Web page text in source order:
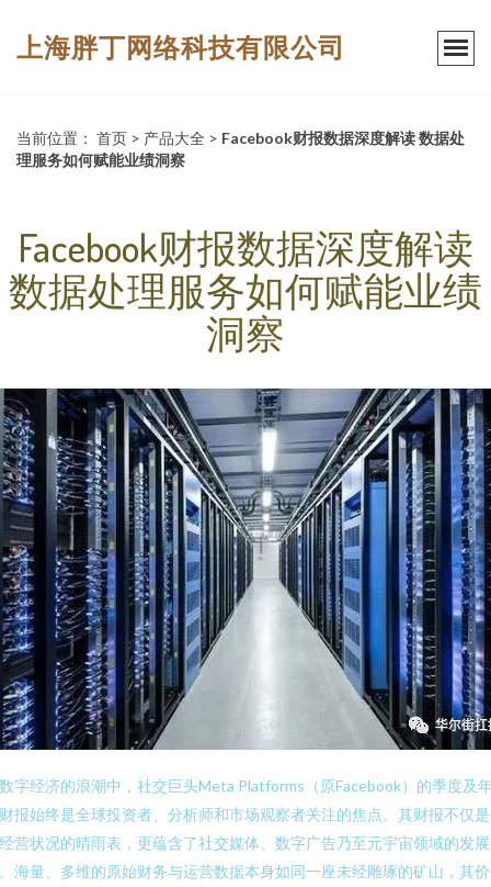
上海胖丁网络科技有限公司
当前位置： 首页 > 产品大全 > Facebook财报数据深度解读 数据处
理服务如何赋能业绩洞察
Facebook财报数据深度解读
数据处理服务如何赋能业绩
洞察
字经济的浪潮中，社交巨头Meta Platforms（原Facebook）的季度及
报始终是全球投资者、分析师和市场观察者关注的焦点。其财报不仅
营状况的晴雨表，更蕴含了社交媒体、数字广告乃至元宇宙领域的发
海量、多维的原始财务与运营数据本身如同一座未经雕琢的矿山，其